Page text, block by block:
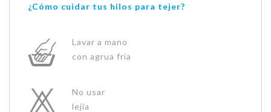
¿Cómo cuidar tus hilos para tejer?
Lavar a mano
con agrua fría
No usar
lejía